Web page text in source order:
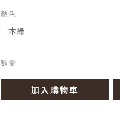
顏色
數量
加入購物車